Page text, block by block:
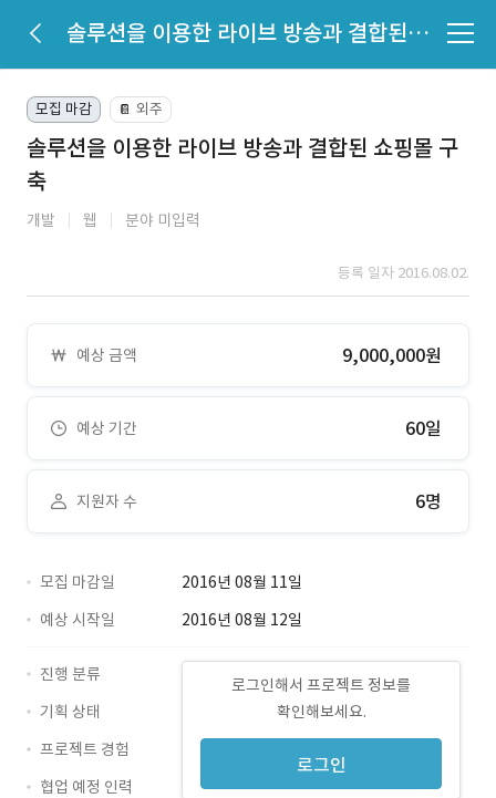
솔루션을 이용한 라이브 방송과 결합된 쇼핑몰 구축
모집 마감 📔 외주
솔루션을 이용한 라이브 방송과 결합된 쇼핑몰 구
축
개발 웹 분야 미입력
등록 일자 2016.08.02.
예상 금액 9,000,000원
예상 기간 60일
지원자 수 6명
모집 마감일
2016년 08월 11일
예상 시작일
2016년 08월 12일
로그인해서 프로젝트 정보를
확인해보세요.
로그인
진행 분류
기획 상태
프로젝트 경험
협업 예정 인력